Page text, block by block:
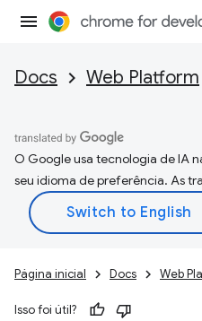
Docs Web Platform
O Google usa tecnologia de IA
seu idioma de preferência. As
Página inicial Docs Web
Isso foi útil?